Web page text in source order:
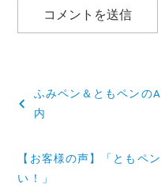
稿
ビ
ふみペン＆ともペンの
内
【お客様の声】「ともペ
い！」